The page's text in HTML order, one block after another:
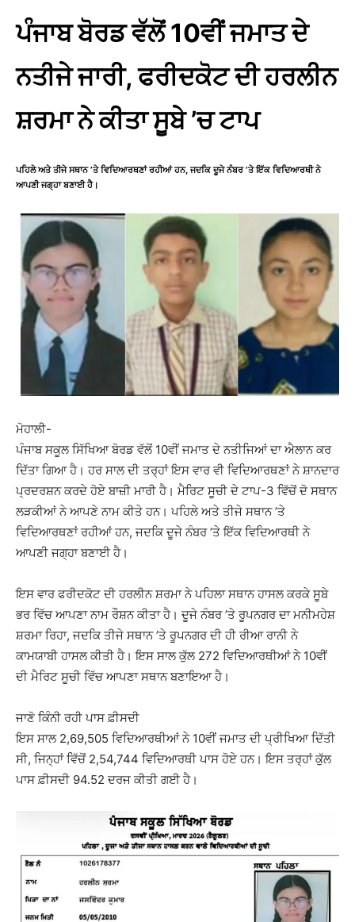
ਪੰਜਾਬ ਬੋਰਡ ਵੱਲੋਂ 10ਵੀਂ ਜਮਾਤ ਦੇ
ਨਤੀਜੇ ਜਾਰੀ, ਫਰੀਦਕੋਟ ਦੀ ਹਰਲੀਨ
ਸ਼ਰਮਾ ਨੇ ਕੀਤਾ ਸੂਬੇ ’ਚ ਟਾਪ
ਪਹਿਲੇ ਅਤੇ ਤੀਜੇ ਸਥਾਨ ’ਤੇ ਵਿਦਿਆਰਥਣਾਂ ਰਹੀਆਂ ਹਨ, ਜਦਕਿ ਦੂਜੇ ਨੰਬਰ ’ਤੇ ਇੱਕ ਵਿਦਿਆਰਥੀ ਨੇ
ਆਪਣੀ ਜਗ੍ਹਾ ਬਣਾਈ ਹੈ।
ਮੋਹਾਲੀ-
ਪੰਜਾਬ ਸਕੂਲ ਸਿੱਖਿਆ ਬੋਰਡ ਵੱਲੋਂ 10ਵੀਂ ਜਮਾਤ ਦੇ ਨਤੀਜਿਆਂ ਦਾ ਐਲਾਨ ਕਰ
ਦਿੱਤਾ ਗਿਆ ਹੈ। ਹਰ ਸਾਲ ਦੀ ਤਰ੍ਹਾਂ ਇਸ ਵਾਰ ਵੀ ਵਿਦਿਆਰਥਣਾਂ ਨੇ ਸ਼ਾਨਦਾਰ
ਪ੍ਰਦਰਸ਼ਨ ਕਰਦੇ ਹੋਏ ਬਾਜ਼ੀ ਮਾਰੀ ਹੈ। ਮੈਰਿਟ ਸੂਚੀ ਦੇ ਟਾਪ-3 ਵਿੱਚੋਂ ਦੋ ਸਥਾਨ
ਲੜਕੀਆਂ ਨੇ ਆਪਣੇ ਨਾਮ ਕੀਤੇ ਹਨ। ਪਹਿਲੇ ਅਤੇ ਤੀਜੇ ਸਥਾਨ ’ਤੇ
ਵਿਦਿਆਰਥਣਾਂ ਰਹੀਆਂ ਹਨ, ਜਦਕਿ ਦੂਜੇ ਨੰਬਰ ’ਤੇ ਇੱਕ ਵਿਦਿਆਰਥੀ ਨੇ
ਆਪਣੀ ਜਗ੍ਹਾ ਬਣਾਈ ਹੈ।
ਇਸ ਵਾਰ ਫਰੀਦਕੋਟ ਦੀ ਹਰਲੀਨ ਸ਼ਰਮਾ ਨੇ ਪਹਿਲਾ ਸਥਾਨ ਹਾਸਲ ਕਰਕੇ ਸੂਬੇ
ਭਰ ਵਿੱਚ ਆਪਣਾ ਨਾਮ ਰੌਸ਼ਨ ਕੀਤਾ ਹੈ। ਦੂਜੇ ਨੰਬਰ ’ਤੇ ਰੂਪਨਗਰ ਦਾ ਮਨੀਮਹੇਸ਼
ਸ਼ਰਮਾ ਰਿਹਾ, ਜਦਕਿ ਤੀਜੇ ਸਥਾਨ ’ਤੇ ਰੂਪਨਗਰ ਦੀ ਹੀ ਰੀਆ ਰਾਨੀ ਨੇ
ਕਾਮਯਾਬੀ ਹਾਸਲ ਕੀਤੀ ਹੈ। ਇਸ ਸਾਲ ਕੁੱਲ 272 ਵਿਦਿਆਰਥੀਆਂ ਨੇ 10ਵੀਂ
ਦੀ ਮੈਰਿਟ ਸੂਚੀ ਵਿੱਚ ਆਪਣਾ ਸਥਾਨ ਬਣਾਇਆ ਹੈ।
ਜਾਣੋ ਕਿੰਨੀ ਰਹੀ ਪਾਸ ਫ਼ੀਸਦੀ
ਇਸ ਸਾਲ 2,69,505 ਵਿਦਿਆਰਥੀਆਂ ਨੇ 10ਵੀਂ ਜਮਾਤ ਦੀ ਪ੍ਰੀਖਿਆ ਦਿੱਤੀ
ਸੀ, ਜਿਨ੍ਹਾਂ ਵਿੱਚੋਂ 2,54,744 ਵਿਦਿਆਰਥੀ ਪਾਸ ਹੋਏ ਹਨ। ਇਸ ਤਰ੍ਹਾਂ ਕੁੱਲ
ਪਾਸ ਫ਼ੀਸਦੀ 94.52 ਦਰਜ ਕੀਤੀ ਗਈ ਹੈ।